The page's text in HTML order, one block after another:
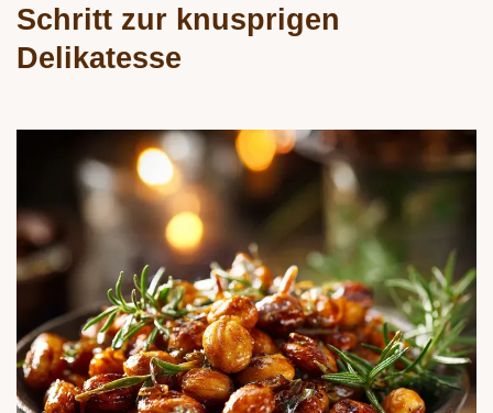
Schritt zur knusprigen
Delikatesse